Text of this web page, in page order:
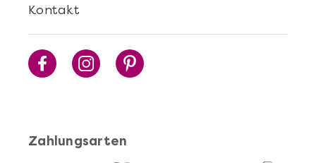
Sushi Selber Machen - DIY-Set
Zahlungsarten
Kontakt